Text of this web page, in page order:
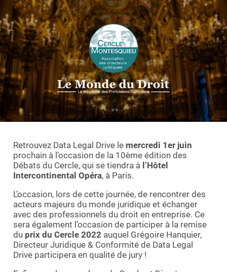
Essayer le logiciel
Retrouvez Data Legal Drive le mercredi 1er juin
prochain à l’occasion de la 10ème édition des
Débats du Cercle, qui se tiendra à l’Hôtel
Intercontinental Opéra, à Paris.
L’occasion, lors de cette journée, de rencontrer des
acteurs majeurs du monde juridique et échanger
avec des professionnels du droit en entreprise. Ce
sera également l’occasion de participer à la remise
du prix du Cercle 2022 auquel Grégoire Hanquier,
Directeur Juridique & Conformité de Data Legal
Drive participera en qualité de jury !